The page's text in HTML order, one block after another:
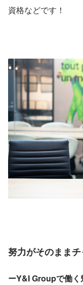
資格などです！
努力がそのまま
ーY&I Groupで働く